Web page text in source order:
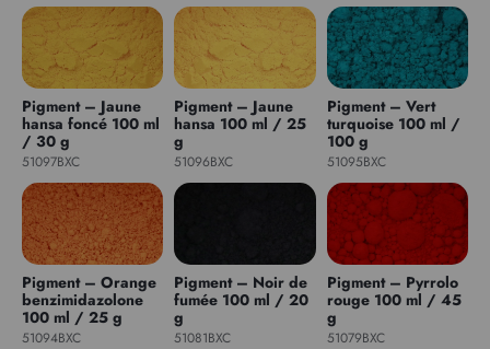
Pigment – Jaune
hansa foncé 100 ml
/ 30 g
51097BXC
Pigment – Jaune
hansa 100 ml / 25
g
51096BXC
Pigment – Vert
turquoise 100 ml /
100 g
51095BXC
Pigment – Orange
benzimidazolone
100 ml / 25 g
51094BXC
Pigment – Noir de
fumée 100 ml / 20
g
51081BXC
Pigment – Pyrrolo
rouge 100 ml / 45
g
51079BXC